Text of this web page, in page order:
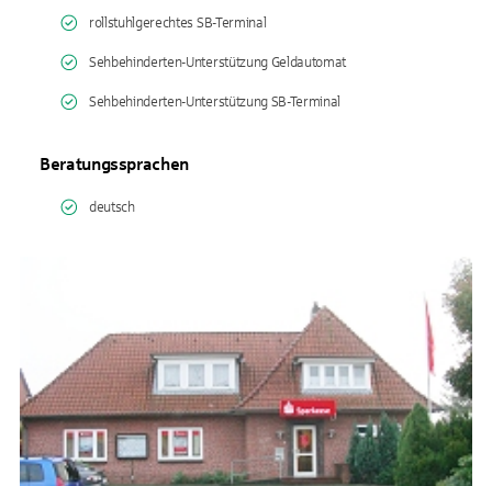
rollstuhlgerechtes SB-Terminal
Sehbehinderten-Unterstützung Geldautomat
Sehbehinderten-Unterstützung SB-Terminal
Beratungssprachen
deutsch